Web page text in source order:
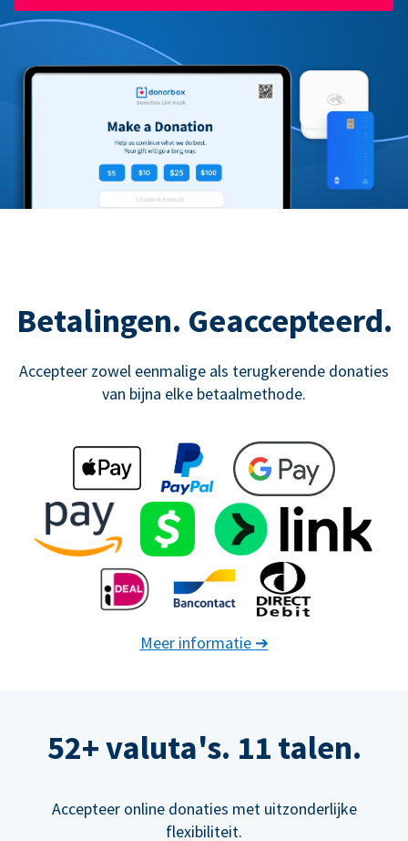
Betalingen. Geaccepteerd.
Accepteer zowel eenmalige als terugkerende donaties
van bijna elke betaalmethode.
Meer informatie ➔
52+ valuta's. 11 talen.
Accepteer online donaties met uitzonderlijke
flexibiliteit.